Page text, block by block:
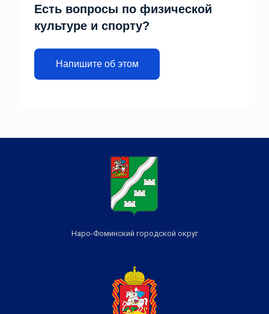
Есть вопросы по физической
культуре и спорту?
Напишите об этом
Наро-Фоминский городской округ